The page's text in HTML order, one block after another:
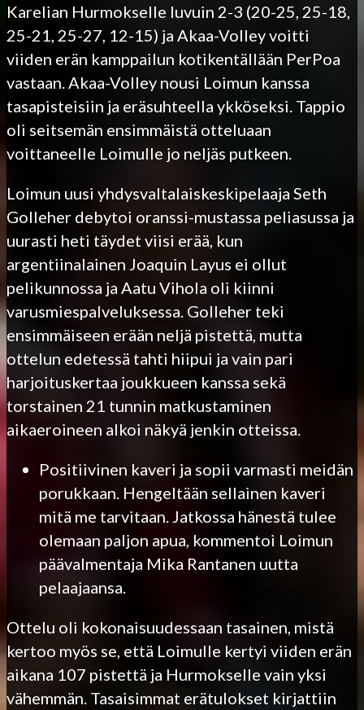
Karelian Hurmokselle luvuin 2-3 (20-25, 25-18,
25-21, 25-27, 12-15) ja Akaa-Volley voitti
viiden erän kamppailun kotikentällään PerPoa
vastaan. Akaa-Volley nousi Loimun kanssa
tasapisteisiin ja eräsuhteella ykköseksi. Tappio
oli seitsemän ensimmäistä otteluaan
voittaneelle Loimulle jo neljäs putkeen.
Loimun uusi yhdysvaltalaiskeskipelaaja Seth
Golleher debytoi oranssi-mustassa peliasussa ja
uurasti heti täydet viisi erää, kun
argentiinalainen Joaquin Layus ei ollut
pelikunnossa ja Aatu Vihola oli kiinni
varusmiespalveluksessa. Golleher teki
ensimmäiseen erään neljä pistettä, mutta
ottelun edetessä tahti hiipui ja vain pari
harjoituskertaa joukkueen kanssa sekä
torstainen 21 tunnin matkustaminen
aikaeroineen alkoi näkyä jenkin otteissa.
Positiivinen kaveri ja sopii varmasti meidän
porukkaan. Hengeltään sellainen kaveri
mitä me tarvitaan. Jatkossa hänestä tulee
olemaan paljon apua, kommentoi Loimun
päävalmentaja Mika Rantanen uutta
pelaajaansa.
Ottelu oli kokonaisuudessaan tasainen, mistä
kertoo myös se, että Loimulle kertyi viiden erän
aikana 107 pistettä ja Hurmokselle vain yksi
vähemmän. Tasaisimmat erätulokset kirjattiin